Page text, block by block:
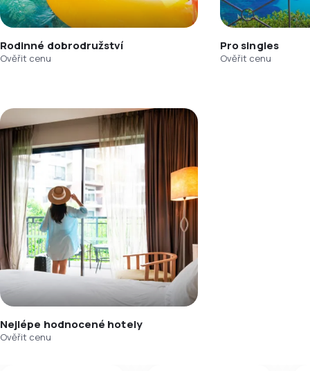
Rodinné dobrodružství
Ověřit cenu
Pro singles
Ověřit cenu
Nejlépe hodnocené hotely
Ověřit cenu